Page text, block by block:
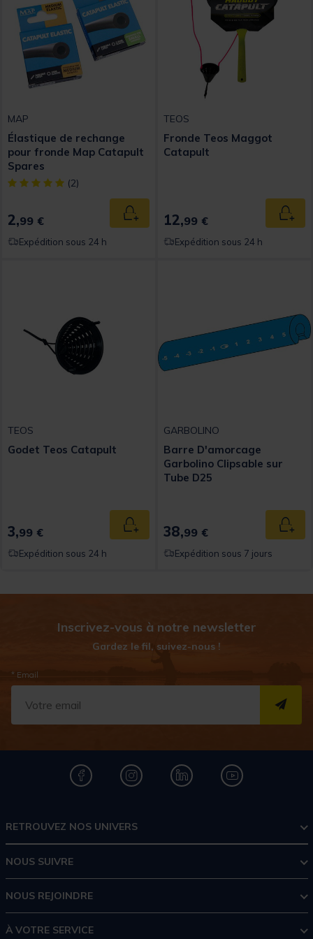
MAP
Élastique de rechange
pour fronde Map Catapult
Spares
[object Object] out of 5 Customer Rating
(2)
2,99 € Ajouter au panier
Expédition sous 24 h
TEOS
Fronde Teos Maggot
Catapult
12,99 €
Expédition sous 24 h
TEOS
Godet Teos Catapult
3,99 € Ajouter au panier
Expédition sous 24 h
GARBOLINO
Barre D'amorcage
Garbolino Clipsable sur
Tube D25
38,99 €
Expédition sous 7 jours
Inscrivez-vous à notre newsletter
Gardez le fil, suivez-nous !
* Email
RETROUVEZ NOS UNIVERS
NOUS SUIVRE
NOUS REJOINDRE
À VOTRE SERVICE